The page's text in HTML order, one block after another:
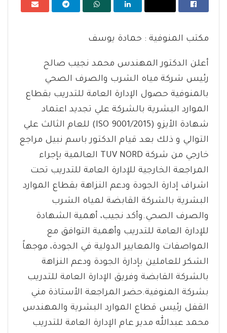
مكتب المنوفية : حمادة يوسف
أعلن الدكتور المهندس محمد نجيب صالح
رئيس شركة مياه الشرب والصرف الصحي
بالمنوفية حصول الإدارة العامة للتدريب بقطاع
الموارد البشرية بالشركة علي تجديد اعتماد
شهادة الأيزو (9001/2015 ISO) للعام الثالث علي
التوالي و ذلك بعد قيام الدكتور باسم نبيل مراجع
خارجي من شركة TUV NORD العالمية بإجراء
المراجعة الخارجية للإدارة العامة للتدريب تحت
اشراف إدارة الجودة ودعم النزاهة بقطاع الموارد
البشرية بالشركة القابضة لمياه الشرب
والصرف الصحي.وأكد نجيب، أهمية الشهادة
للإدارة العامة للتدريب وأهمية التوافق مع
المواصفات والمعايير الدولية في الجودة، موجهاً
الشكر للعاملين بإدارة الجودة ودعم النزاهة
بالشركة القابضة وفريق الإدارة العامة للتدريب
بشركة المنوفية.حضر المراجعة الأستاذة مني
القفل رئيس قطاع الموارد البشرية والمهندس
محمد عبدالله مدير عام الإدارة العامة للتدريب